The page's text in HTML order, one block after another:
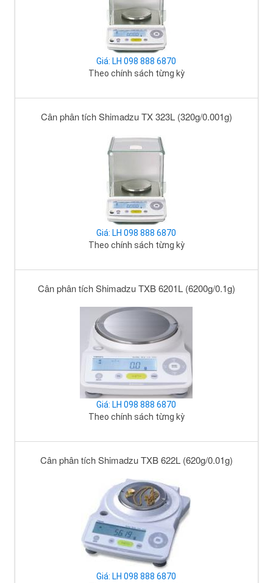
Giá: LH 098 888 6870
Theo chính sách từng kỳ
Cân phân tích Shimadzu TX 323L (320g/0.001g)
Giá: LH 098 888 6870
Theo chính sách từng kỳ
Cân phân tích Shimadzu TXB 6201L (6200g/0.1g)
Giá: LH 098 888 6870
Theo chính sách từng kỳ
Cân phân tích Shimadzu TXB 622L (620g/0.01g)
Giá: LH 098 888 6870